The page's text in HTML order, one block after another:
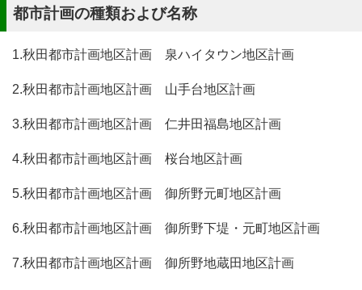
都市計画の種類および名称
1.秋田都市計画地区計画 泉ハイタウン地区計画
2.秋田都市計画地区計画 山手台地区計画
3.秋田都市計画地区計画 仁井田福島地区計画
4.秋田都市計画地区計画 桜台地区計画
5.秋田都市計画地区計画 御所野元町地区計画
6.秋田都市計画地区計画 御所野下堤・元町地区計画
7.秋田都市計画地区計画 御所野地蔵田地区計画